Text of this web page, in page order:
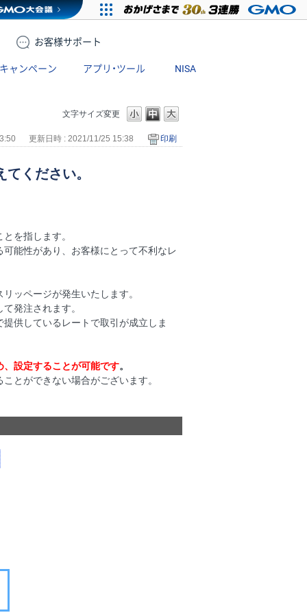
お客様サポート
キャンペーン アプリ・ツール NISA
文字サイズ変更
更新日時 : 2021/11/25 15:38 印刷
ください。
を指します。
能性があり、お客様にとって不利なレ
リッページが発生いたします。
発注されます。
供しているレートで取引が成立しま
設定することが可能です。
とができない場合がございます。